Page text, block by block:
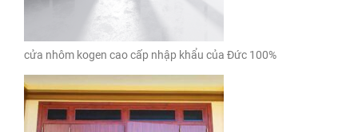
cửa nhôm kogen cao cấp nhập khẩu của Đức 100%